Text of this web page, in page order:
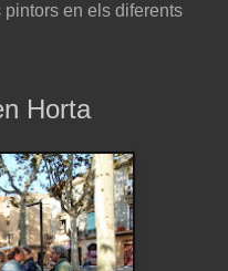
en els diferents
Horta